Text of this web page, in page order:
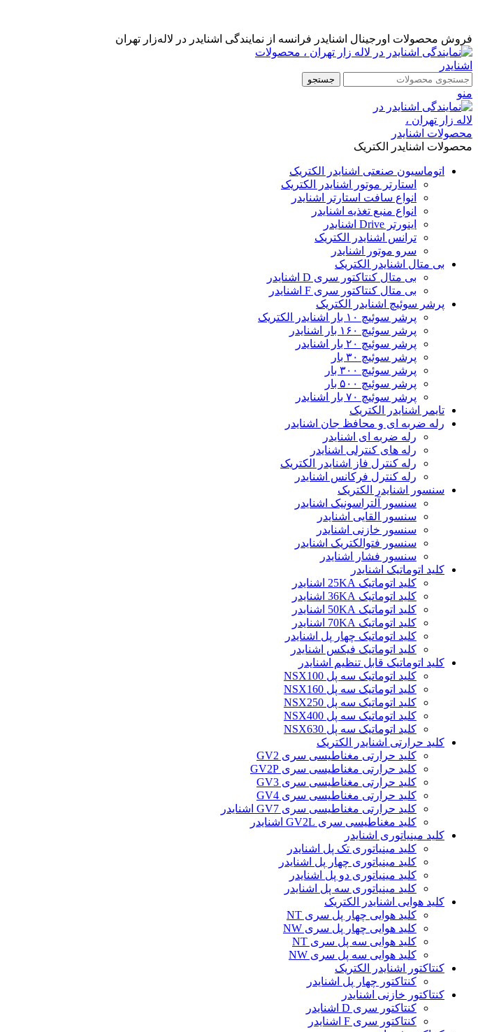
فروش محصولات اورجینال اشنایدر فرانسه از نمایندگی اشنایدر در لاله‌زار تهران
جستجو
منو
محصولات اشنایدر الکتریک
اتوماسیون صنعتی اشنایدر الکتریک
استارتر موتور اشنایدر الکتریک
انواع سافت استارتر اشنایدر
انواع منبع تغذیه اشنایدر
اینورتر Drive اشنایدر
ترانس اشنایدر الکتریک
سرو موتور اشنایدر
بی متال اشنایدر الکتریک
بی متال کنتاکتور سری D اشنایدر
بی متال کنتاکتور سری F اشنایدر
پرشر سوئیچ اشنایدر الکتریک
پرشر سوئیچ ۱۰ بار اشنایدر الکتریک
پرشر سوئیچ ۱۶۰ بار اشنایدر
پرشر سوئیچ ۲۰ بار اشنایدر
پرشر سوئیچ ۳۰ بار
پرشر سوئیچ ۳۰۰ بار
پرشر سوئیچ ۵۰۰ بار
پرشر سوئیچ ۷۰ بار اشنایدر
تایمر اشنایدر الکتریک
رله ضربه ای و محافظ جان اشنایدر
رله ضربه ای اشنایدر
رله های کنترلی اشنایدر
رله کنترل فاز اشنایدر الکتریک
رله کنترل فرکانس اشنایدر
سنسور اشنایدر الکتریک
سنسور آلتراسونیک اشنایدر
سنسور القایی اشنایدر
سنسور خازنی اشنایدر
سنسور فتوالکتریک اشنایدر
سنسور فشار اشنایدر
کلید اتوماتیک اشنایدر
کلید اتوماتیک 25KA اشنایدر
کلید اتوماتیک 36KA اشنایدر
کلید اتوماتیک 50KA اشنایدر
کلید اتوماتیک 70KA اشنایدر
کلید اتوماتیک چهار پل اشنایدر
کلید اتوماتیک فیکس اشنایدر
کلید اتوماتیک قابل تنظیم اشنایدر
کلید اتوماتیک سه پل NSX100
کلید اتوماتیک سه پل NSX160
کلید اتوماتیک سه پل NSX250
کلید اتوماتیک سه پل NSX400
کلید اتوماتیک سه پل NSX630
کلید حرارتی اشنایدر الکتریک
کليد حرارتی مغناطيسی سری GV2
کليد حرارتی مغناطيسی سری GV2P
کليد حرارتی مغناطيسی سری GV3
کليد حرارتی مغناطيسی سری GV4
کليد حرارتی مغناطيسی سری GV7 اشنایدر
کليد مغناطيسی سری GV2L اشنایدر
کلید مينياتوری اشنایدر
کلید مینیاتوری تک پل اشنایدر
کلید مینیاتوری چهار پل اشنایدر
کلید مینیاتوری دو پل اشنایدر
کلید مینیاتوری سه پل اشنایدر
کلید هوایی اشنایدر الکتریک
کلید هوایی چهار پل سری NT
کلید هوایی چهار پل سری NW
کلید هوایی سه پل سری NT
کلید هوایی سه پل سری NW
کنتاکتور اشنایدر الکتریک
کنتاکتور چهار پل اشنایدر
کنتاکتور خازنی اشنایدر
کنتاکتور سری D اشنایدر
کنتاکتور سری F اشنایدر